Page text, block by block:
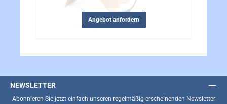
Angebot anfordern
NEWSLETTER
Abonnieren Sie jetzt einfach unseren regelmäßig erscheinenden Newsletter